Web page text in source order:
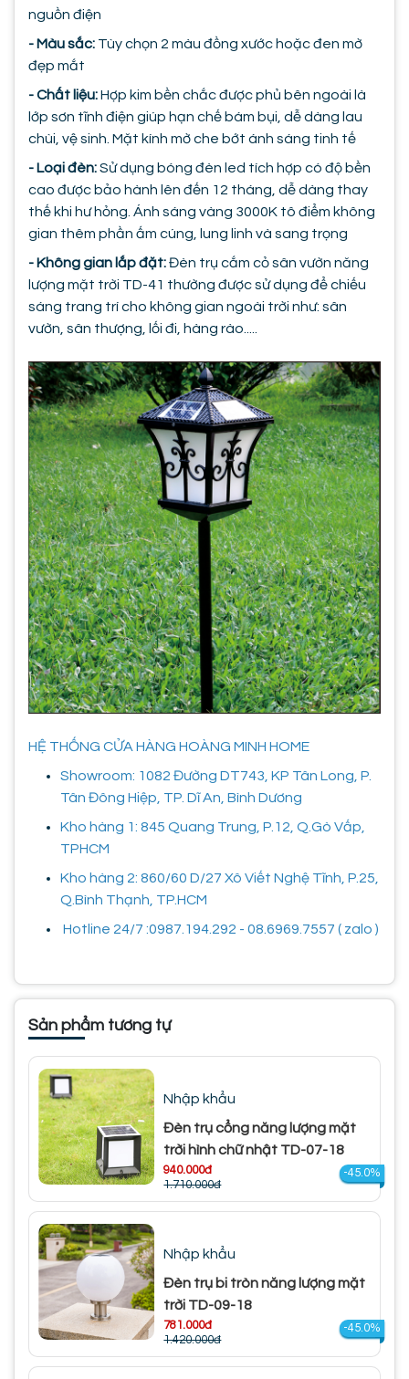
nguồn điện
- Màu sắc: Tùy chọn 2 màu đồng xước hoặc đen mờ
đẹp mắt
- Chất liệu:Hợp kim bền chắc được phủ bên ngoài là
lớp sơn tĩnh điện giúp hạn chế bám bụi, dễ dàng lau
chùi, vệ sinh. Mặt kính mờ che bớt ánh sáng tinh tế
- Loại đèn:Sử dụng bóng đèn led tích hợp có độ bền
cao được bảo hành lên đến 12 tháng, dễ dàng thay
thế khi hư hỏng. Ánh sáng vàng 3000K tô điểm không
gian thêm phần ấm cúng, lung linh và sang trọng
- Không gian lắp đặt:Đèn trụ cắm cỏ sân vườn năng
lượng mặt trời TD-41 thường được sử dụng để chiếu
sáng trang trí cho không gian ngoài trời như: sân
vườn, sân thượng, lối đi, hàng rào.....
HỆ THỐNG CỬA HÀNG HOÀNG MINH HOME
Showroom: 1082 Đường DT743, KP Tân Long, P.
Tân Đông Hiệp, TP. Dĩ An, Bình Dương
Kho hàng 1: 845 Quang Trung, P.12, Q.Gò Vấp,
TPHCM
Kho hàng 2: 860/60 D/27 Xô Viết Nghệ Tĩnh, P.25,
Q.Bình Thạnh, TP.HCM
Hotline 24/7 :0987.194.292 - 08.6969.7557 ( zalo )
Sản phẩm tương tự
Nhập khẩu
Đèn trụ cổng năng lượng mặt
trời hình chữ nhật TD-07-18
940.000đ
1.710.000đ
-45.0%
Nhập khẩu
Đèn trụ bi tròn năng lượng mặt
trời TD-09-18
781.000đ
1.420.000đ
-45.0%